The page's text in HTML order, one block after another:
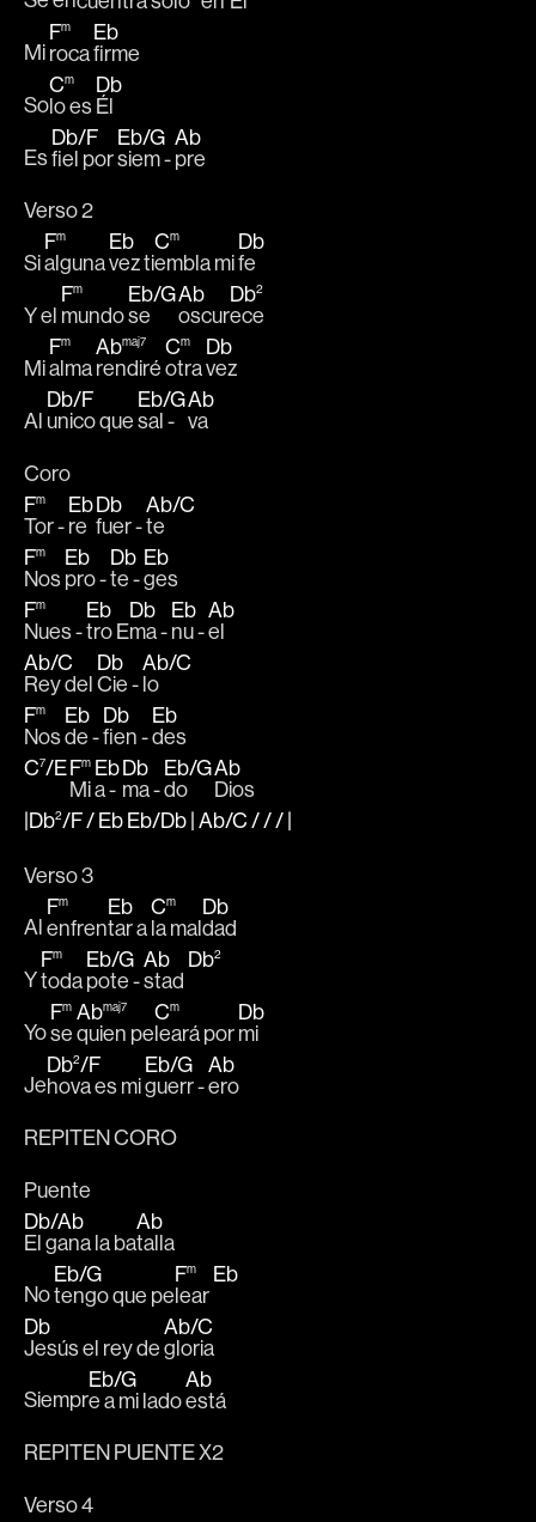
Mi
Fm
roca
Eb
firme
So
Cm
lo es
Db
Él
Es
Db/F
fiel por
Eb/G
siem -
Ab
pre
Verso 2
Si
Fm
alguna
Eb
vez ti
Cm
embla mi
Db
fe
Y el
Fm
mundo
Eb/G
se
Ab
oscur
Db2
ece
Mi
Fm
alma
Abmaj7
rendiré
Cm
otra
Db
vez
Al
Db/F
unico que
Eb/G
sal -
Ab
va
Coro
Fm
Tor -
Eb
re
Db
fuer -
Ab/C
te
Fm
Nos
Eb
pro -
Db
te -
Eb
ges
Fm
Nues -
Eb
tro E
Db
ma -
Eb
nu -
Ab
el
Ab/C
Rey del
Db
Cie -
Ab/C
lo
Fm
Nos
Eb
de -
Db
fien -
Eb
des
C7/EFm
Mi
Eb
a -
Db
ma -
Eb/G
do
Ab
Dios
|Db2/F/ Eb Eb/Db | Ab/C / / / |
Verso 3
Al
Fm
enfren
Eb
tar a
Cm
la mal
Db
dad
Y
Fm
toda
Eb/G
pote -
Ab
stad
Db2
Yo
Fm
se
Abmaj7
quien pe
Cm
leará por
Db
mi
Je
Db2/F
hova es mi
Eb/G
guerr -
Ab
ero
REPITEN CORO
Puente
Db/Ab
El gana la ba
Ab
talla
No
Eb/G
tengo que pe
Fm
lear
Eb
Db
Jesús el rey de
Ab/C
gloria
Siempr
Eb/G
e a mi lado
Ab
está
REPITEN PUENTE X2
Verso 4